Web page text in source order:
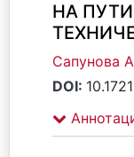
НА
Сапунова
DOI: